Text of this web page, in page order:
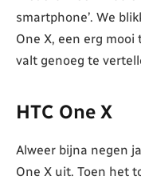
smartphone’. We
One X, een erg
valt genoeg te
HTC One X
Alweer bijna negen
One X uit. Toen het